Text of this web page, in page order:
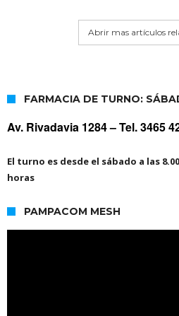
Abrir mas artículos
FARMACIA DE TURNO:
Av. Rivadavia 1284 –Tel. 3465
El turno es desde el sábado a las
horas
PAMPACOM MESH